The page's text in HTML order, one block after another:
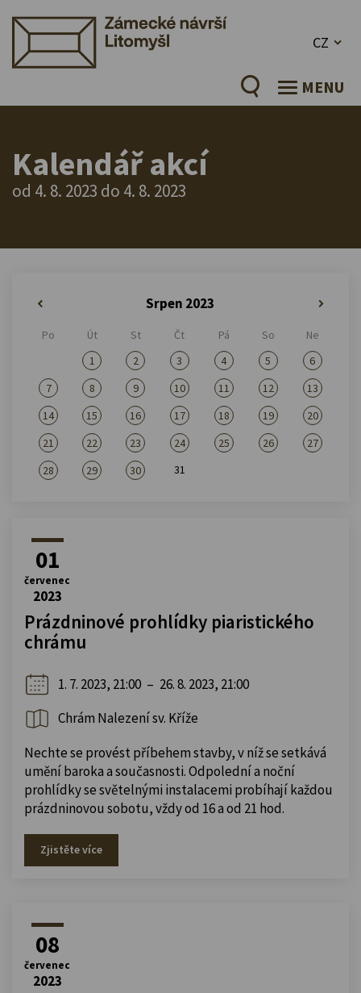
CZ
MENU
Kalendář akcí
od 4. 8. 2023 do 4. 8. 2023
Srpen 2023
Po Út St Čt Pá So
Ne
1
2 3 4 5
6
7
8 9 10 11 12
13
14
15 16 17 18 19
20
21
22 23 24 25 26
27
28
29 30 31
01
červenec
2023
Prázdninové prohlídky piaristického
chrámu
1. 7. 2023, 21:00 – 26. 8. 2023, 21:00
Chrám Nalezení sv. Kříže
Nechte se provést příbehem stavby, v níž se setkává
umění baroka a současnosti. Odpolední a noční
prohlídky se světelnými instalacemi probíhají každou
prázdninovou sobotu, vždy od 16 a od 21 hod.
Zjistěte více
08
červenec
2023